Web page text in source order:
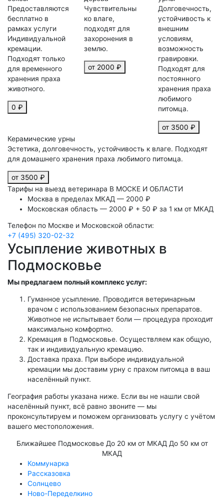
Предоставляются
бесплатно в
рамках услуги
Индивидуальной
кремации.
Подходят только
для временного
хранения праха
животного.
0 ₽
Чувствительны
ко влаге,
подходят для
захоронения в
землю.
от 2000 ₽
Долговечность,
устойчивость к
внешним
условиям,
возможность
гравировки.
Подходят для
постоянного
хранения праха
любимого
питомца.
от 3500 ₽
Керамические урны
Эстетика, долговечность, устойчивость к влаге. Подходят
для домашнего хранения праха любимого питомца.
от 3500 ₽
Тарифы на выезд ветеринара В МОСКЕ И ОБЛАСТИ
Москва в пределах МКАД — 2000 ₽
Московская область — 2000 ₽ + 50 ₽ за 1 км от МКАД
Телефон по Москве и Московской области:
+7 (495) 320-02-32
Усыпление животных в
Подмосковье
Мы предлагаем полный комплекс услуг:
Гуманное усыпление. Проводится ветеринарным
врачом с использованием безопасных препаратов.
Животное не испытывает боли — процедура проходит
максимально комфортно.
Кремация в Подмосковье. Осуществляем как общую,
так и индивидуальную кремацию.
Доставка праха. При выборе индивидуальной
кремации мы доставим урну с прахом питомца в ваш
населённый пункт.
География работы указана ниже. Если вы не нашли свой
населённый пункт, всё равно звоните — мы
проконсультируем и поможем организовать услугу с учётом
вашего местоположения.
Ближайшее Подмосковье До 20 км от МКАД До 50 км от
МКАД
Коммунарка
Рассказовка
Солнцево
Ново-Переделкино